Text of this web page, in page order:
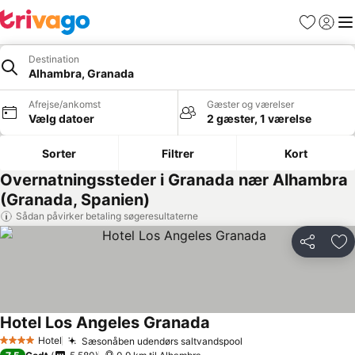
Favoritter
Log ind
Destination
Alhambra, Granada
Afrejse/ankomst
Vælg datoer
Gæster og værelser
2 gæster, 1 værelse
Sorter Filtrer Kort
Overnatningssteder i Granada nær Alhambra
(Granada, Spanien)
Sådan påvirker betaling søgeresultaterne
Del
4 StjernerHotel Sæsonåben udendørs saltvandspool
Hotel Los Angeles Granada